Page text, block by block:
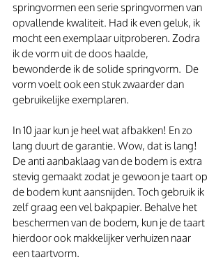
springvormen een serie springvormen van
opvallende kwaliteit. Had ik even geluk, ik
mocht een exemplaar uitproberen. Zodra
ik de vorm uit de doos haalde,
bewonderde ik de solide springvorm.  De
vorm voelt ook een stuk zwaarder dan
gebruikelijke exemplaren.
In 10 jaar kun je heel wat afbakken! En zo
lang duurt de garantie. Wow, dat is lang!
De anti aanbaklaag van de bodem is extra
stevig gemaakt zodat je gewoon je taart op
de bodem kunt aansnijden. Toch gebruik ik
zelf graag een vel bakpapier. Behalve het
beschermen van de bodem, kun je de taart
hierdoor ook makkelijker verhuizen naar
een taartvorm.